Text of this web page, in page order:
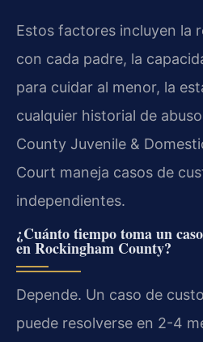
Estos factores incluyen la
con cada padre, la
para cuidar al menor, la
cualquier historial de
County Juvenile &
Court maneja casos de
independientes.
¿Cuánto tiempo toma un
en Rockingham County?
Depende. Un caso de
puede resolverse en 2-4